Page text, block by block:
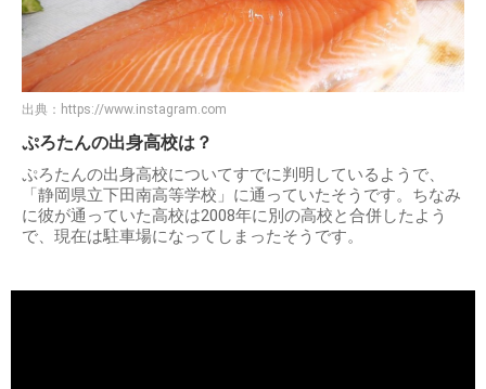
出典： https://www.instagram.com
ぷろたんの出身高校は？
ぷろたんの出身高校についてすでに判明しているようで、
「静岡県立下田南高等学校」に通っていたそうです。ちなみ
に彼が通っていた高校は2008年に別の高校と合併したよう
で、現在は駐車場になってしまったそうです。